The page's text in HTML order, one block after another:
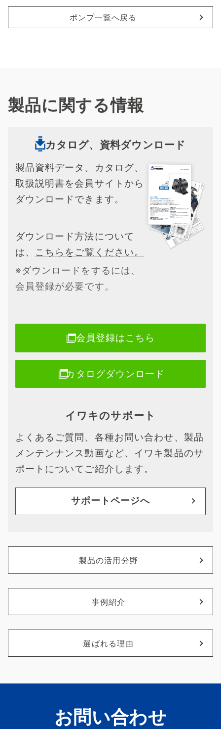
ポンプ一覧へ戻る
製品に関する情報
カタログ、資料ダウンロード
製品資料データ、カタログ、
取扱説明書を会員サイトから
ダウンロードできます。
ダウンロード方法について
は、 こちらをご覧ください。
※ダウンロードをするには、
会員登録が必要です。
会員登録はこちら
カタログダウンロード
イワキのサポート
よくあるご質問、各種お問い合わせ、製品
メンテンナンス動画など、イワキ製品のサ
ポートについてご紹介します。
サポートページへ
製品の活用分野
事例紹介
選ばれる理由
お問い合わせ